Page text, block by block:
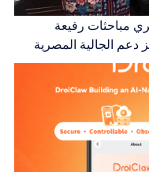
مباحثات رفيعة
دعم الجالية المصرية